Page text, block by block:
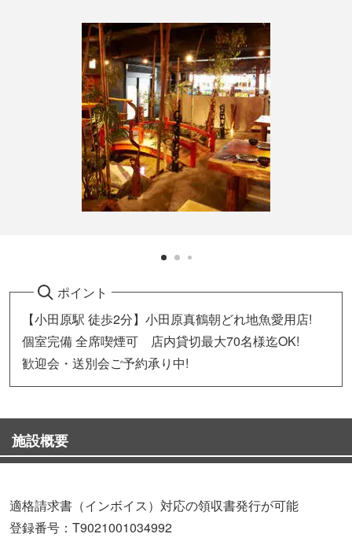
ポイント
【小田原駅 徒歩2分】小田原真鶴朝どれ地魚愛用店!
個室完備 全席喫煙可 店内貸切最大70名様迄OK!
歓迎会・送別会ご予約承り中!
施設概要
適格請求書（インボイス）対応の領収書発行が可能
登録番号：T9021001034992